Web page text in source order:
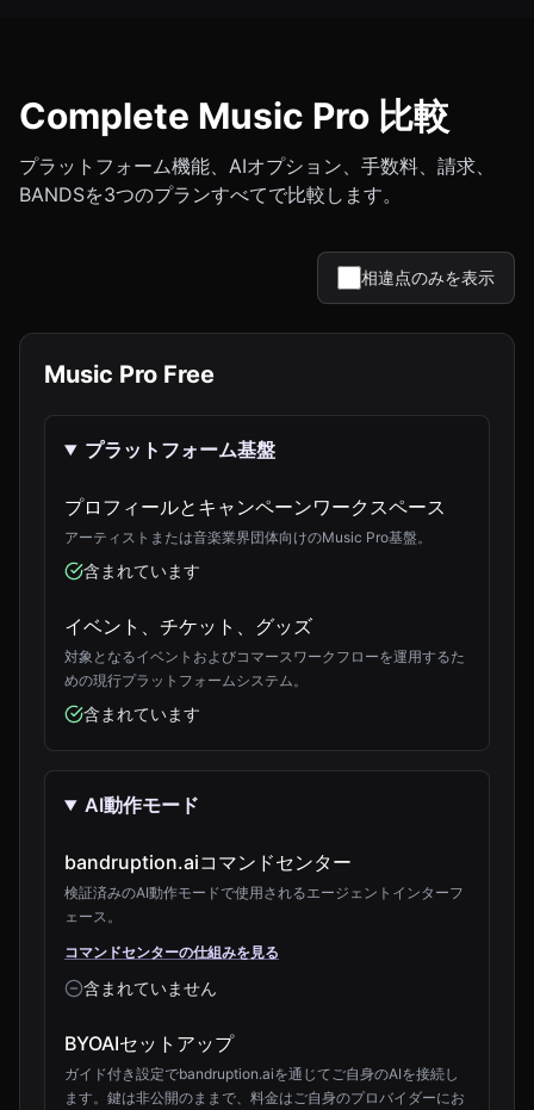
Complete Music Pro 比較
プラットフォーム機能、AIオプション、手数料、請求、
BANDSを3つのプランすべてで比較します。
相違点のみを表示
Music Pro Free
プラットフォーム基盤
プロフィールとキャンペーンワークスペース
アーティストまたは音楽業界団体向けのMusic Pro基盤。
含まれています
イベント、チケット、グッズ
対象となるイベントおよびコマースワークフローを運用するた
めの現行プラットフォームシステム。
含まれています
AI動作モード
bandruption.aiコマンドセンター
検証済みのAI動作モードで使用されるエージェントインターフ
ェース。
コマンドセンターの仕組みを見る
含まれていません
BYOAIセットアップ
ガイド付き設定でbandruption.aiを通じてご自身のAIを接続し
ます。鍵は非公開のままで、料金はご自身のプロバイダーにお